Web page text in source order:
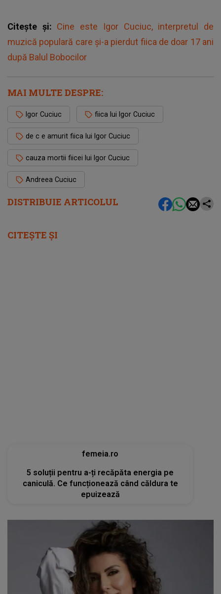
DISTRIBUIE ARTICOLUL
Citește și: Cine este Igor Cuciuc, interpretul de
muzică populară care și-a pierdut fiica de doar 17 ani
după Balul Bobocilor
MAI MULTE DESPRE:
Igor Cuciuc fiica lui Igor Cuciuc
de c e amurit fiica lui Igor Cuciuc
cauza mortii fiicei lui Igor Cuciuc
Andreea Cuciuc
CITEȘTE ȘI
tvmania.libertatea.ro
Cum arată Carmen Brumă la 49 de ani, deși a
mâncat desert zilnic în vacanță: «Nu e noroc!»
[FOTO]